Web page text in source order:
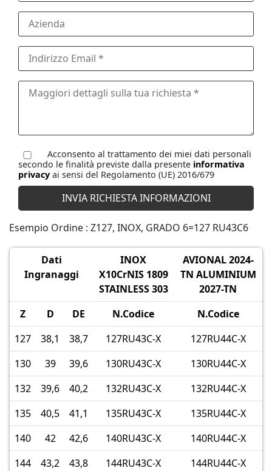
Acconsento al trattamento dei miei dati personali
secondo le finalità previste dalla presente informativa
privacy ai sensi del Regolamento (UE) 2016/679
Esempio Ordine : Z127, INOX, GRADO 6=127 RU43C6
Dati
Ingranaggi
INOX
X10CrNIS 1809
STAINLESS 303
AVIONAL 2024-
TN ALUMINIUM
2027-TN
Z
D DE N.Codice
N.Codice
127
38,1 38,7 127RU43C-X
127RU44C-X
130
39 39,6 130RU43C-X
130RU44C-X
132
39,6 40,2 132RU43C-X
132RU44C-X
135
40,5 41,1 135RU43C-X
135RU44C-X
140
42 42,6 140RU43C-X
140RU44C-X
144
43,2 43,8 144RU43C-X
144RU44C-X